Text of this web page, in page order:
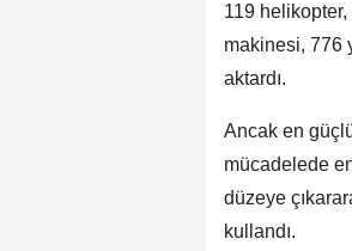
119
makinesi, 776
aktardı.
Ancak en
mücadelede
düzeye
kullandı.